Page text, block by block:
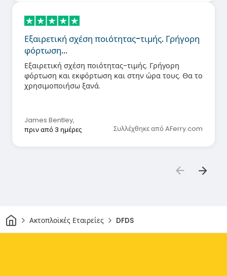
Εξαιρετική σχέση ποιότητας-τιμής. Γρήγορη
φόρτωση…
Εξαιρετική σχέση ποιότητας-τιμής. Γρήγορη
φόρτωση και εκφόρτωση και στην ώρα τους. Θα το
χρησιμοποιήσω ξανά.
James Bentley,
πριν από 3 ημέρες
Συλλέχθηκε από AFerry.com
ΣπίτιΑκτοπλοϊκές Εταιρείες DFDS